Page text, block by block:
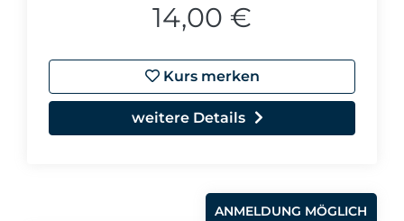
14,00 €
Kurs merken
weitere Details
ANMELDUNG MÖGLICH